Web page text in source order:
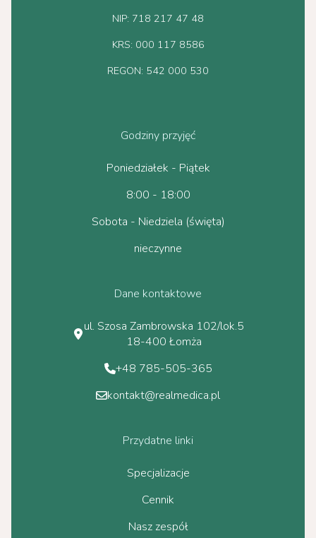
NIP: 718 217 47 48
KRS: 000 117 8586
REGON: 542 000 530
Godziny przyjęć
Poniedziałek - Piątek
8:00 - 18:00
Sobota - Niedziela (święta)
nieczynne
Dane kontaktowe
ul. Szosa Zambrowska 102/lok.5
18-400 Łomża
+48 785-505-365
kontakt@realmedica.pl
Przydatne linki
Specjalizacje
Cennik
Nasz zespół